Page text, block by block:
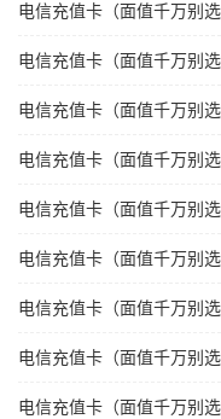
电信充值卡（面值千万别
电信充值卡（面值千万别
电信充值卡（面值千万别
电信充值卡（面值千万别
电信充值卡（面值千万别
电信充值卡（面值千万别
电信充值卡（面值千万别
电信充值卡（面值千万别
电信充值卡（面值千万别